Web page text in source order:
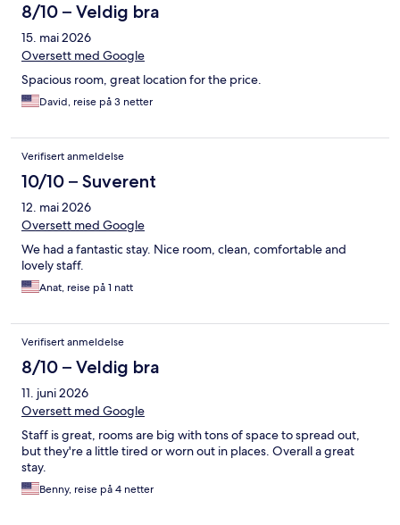
8/10 – Veldig bra
15. mai 2026
Oversett med Google
Spacious room, great location for the price.
David, reise på 3 netter
Verifisert anmeldelse
10/10 – Suverent
12. mai 2026
Oversett med Google
We had a fantastic stay. Nice room, clean, comfortable and
lovely staff.
Anat, reise på 1 natt
Verifisert anmeldelse
8/10 – Veldig bra
11. juni 2026
Oversett med Google
Staff is great, rooms are big with tons of space to spread out,
but they're a little tired or worn out in places. Overall a great
stay.
Benny, reise på 4 netter